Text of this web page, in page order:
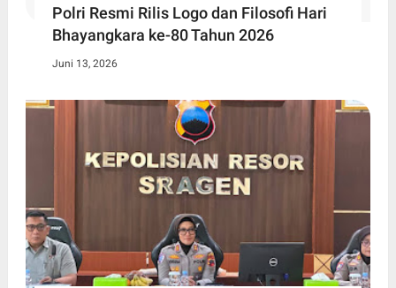
Polri Resmi Rilis Logo dan Filosofi Hari
Bhayangkara ke-80 Tahun 2026
Juni 13, 2026